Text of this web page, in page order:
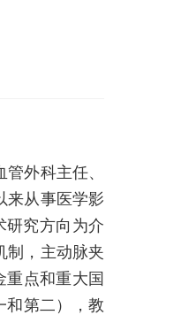
外科主任、
来从事医学影
研究方向为介
制，主动脉夹
重点和重大国
和第二），教